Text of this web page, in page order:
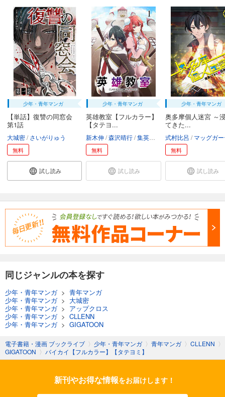
少年・青年マンガ
【単話】復讐の同窓会
第1話
大城密 さいがりゅう
無料
試し読み
少年・青年マンガ
英雄教室【フルカラー】
【タテヨ...
新木伸 森沢晴行 集英社 アップクロス
無料
試し読み
少年・青年マンガ
奥多摩個人迷宮 ～
てきた...
式村比呂 マッグガー
無料
試し読み
同じジャンルの本を探す
少年・青年マンガ> 青年マンガ
少年・青年マンガ> 大城密
少年・青年マンガ> アップクロス
少年・青年マンガ> CLLENN
少年・青年マンガ> GIGATOON
電子書籍・漫画 ブックライブ 〉 少年・青年マンガ 〉 青年マンガ 〉 CLLENN 〉
GIGATOON 〉 バイカイ【フルカラー】【タテヨミ】
新刊やお得な情報をお届けします！